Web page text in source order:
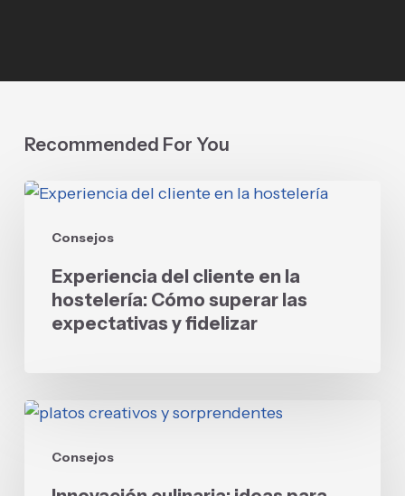
Recommended For You
Consejos
Experiencia
cliente
hostelería:
superar
expectativas
Experiencia del cliente en la
hostelería: Cómo superar las
expectativas y fidelizar
Consejos
Innovación
ideas
para